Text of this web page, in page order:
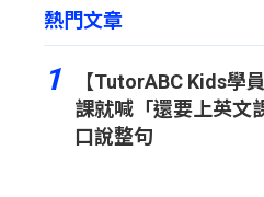
熱門文章
1
【TutorABC Kids學
課就喊「還要上英文
口說整句